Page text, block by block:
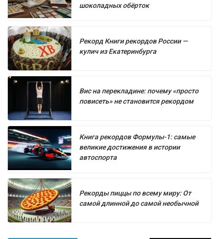
шоколадных обёрток
Рекорд Книги рекордов России —
кулич из Екатеринбурга
Вис на перекладине: почему «просто
повисеть» не становится рекордом
Книга рекордов Формулы-1: самые
великие достижения в истории
автоспорта
Рекорды пиццы по всему миру: От
самой длинной до самой необычной